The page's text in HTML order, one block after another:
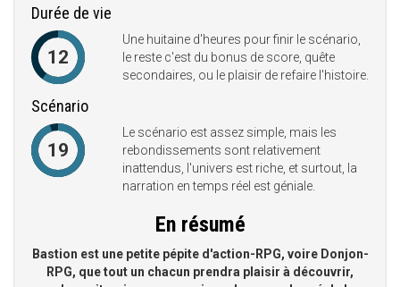
Durée de vie
12
Une huitaine d'heures pour finir le scénario,
le reste c'est du bonus de score, quête
secondaires, ou le plaisir de refaire l'histoire.
Scénario
19
Le scénario est assez simple, mais les
rebondissements sont relativement
inattendus, l'univers est riche, et surtout, la
narration en temps réel est géniale.
En résumé
Bastion est une petite pépite d'action-RPG, voire Donjon-
RPG, que tout un chacun prendra plaisir à découvrir,